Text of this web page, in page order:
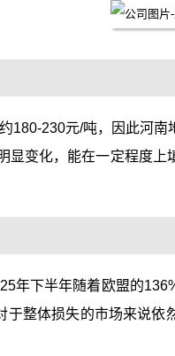
180-230元/吨，因此河
变化，能在一定程度
年下半年随着欧盟的
整体损失的市场来说